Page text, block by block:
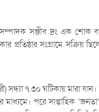
সঞ্জীব দ্রং এক শোক
প্রতিষ্ঠার সংগ্রামে
৭.৩০ ঘটিকায় মারা
মাধ্যমে। পরে সাপ্তাহিক